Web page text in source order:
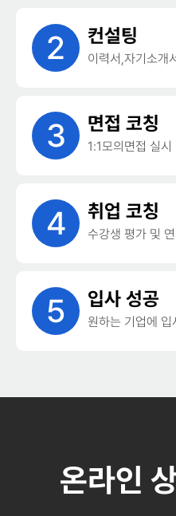
2 컨설팅
이력서,자기소개
3 면접 코칭
1:1모의면접 실시
4 취업 코칭
수강생 평가 및
5 입사 성공
원하는 기업에 입
온라인